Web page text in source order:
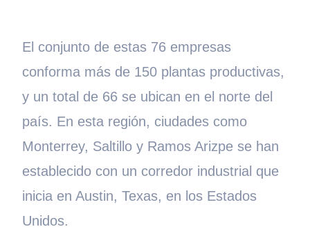
El conjunto de estas 76 empresas
conforma más de 150 plantas productivas,
y un total de 66 se ubican en el norte del
país. En esta región, ciudades como
Monterrey, Saltillo y Ramos Arizpe se han
establecido con un corredor industrial que
inicia en Austin, Texas, en los Estados
Unidos.